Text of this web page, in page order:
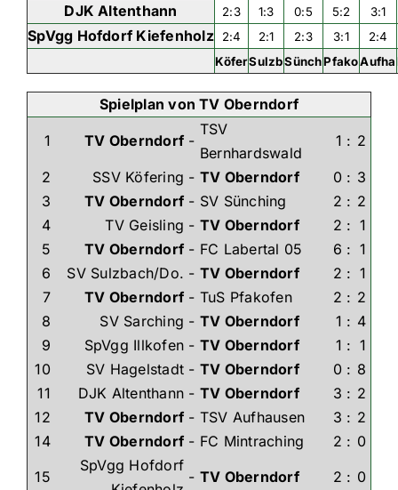
DJK Altenthann 2:3 1:3 0:5 5:2 3:1
SpVgg Hofdorf Kiefenholz 2:4 2:1 2:3 3:1
2:4
KöferSulzbSünchPfakoAufha
Spielplan von TV Oberndorf
1 TV Oberndorf -
TSV
Bernhardswald
1 : 2
2 SSV Köfering - TV Oberndorf 0 : 3
3
TV Oberndorf - SV Sünching 2 : 2
4
TV Geisling - TV Oberndorf 2 : 1
5
TV Oberndorf - FC Labertal 05 6 : 1
6
SV Sulzbach/Do. - TV Oberndorf 2 : 1
7
TV Oberndorf - TuS Pfakofen 2 : 2
8
SV Sarching - TV Oberndorf 1 : 4
9
SpVgg Illkofen - TV Oberndorf 1 : 1
10
SV Hagelstadt - TV Oberndorf 0 : 8
11
DJK Altenthann - TV Oberndorf 3 : 2
12
TV Oberndorf - TSV Aufhausen 3 : 2
14
TV Oberndorf - FC Mintraching 2 : 0
15
SpVgg Hofdorf
- TV Oberndorf 2 : 0